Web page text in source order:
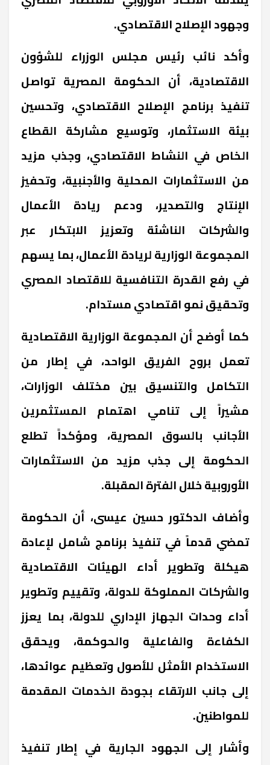
وجهود الإصلاح الاقتصادي.
وأكد نائب رئيس مجلس الوزراء للشؤون
الاقتصادية، أن الحكومة المصرية تواصل
تنفيذ برنامج الإصلاح الاقتصادي، وتحسين
بيئة الاستثمار، وتوسيع مشاركة القطاع
الخاص في النشاط الاقتصادي، وجذب مزيد
من الاستثمارات المحلية والأجنبية، وتحفيز
الإنتاج والتصدير، ودعم ريادة الأعمال
والشركات الناشئة وتعزيز الابتكار عبر
المجموعة الوزارية لريادة الأعمال، بما يسهم
في رفع القدرة التنافسية للاقتصاد المصري
وتحقيق نمو اقتصادي مستدام.
كما أوضح أن المجموعة الوزارية الاقتصادية
تعمل بروح الفريق الواحد، في إطار من
التكامل والتنسيق بين مختلف الوزارات،
مشيراً إلى تنامي اهتمام المستثمرين
الأجانب بالسوق المصرية، ومؤكداً تطلع
الحكومة إلى جذب مزيد من الاستثمارات
الأوروبية خلال الفترة المقبلة.
وأضاف الدكتور حسين عيسى، أن الحكومة
تمضي قدماً في تنفيذ برنامج شامل لإعادة
هيكلة وتطوير أداء الهيئات الاقتصادية
والشركات المملوكة للدولة، وتقييم وتطوير
أداء وحدات الجهاز الإداري للدولة، بما يعزز
الكفاءة والفاعلية والحوكمة، ويحقق
الاستخدام الأمثل للأصول وتعظيم عوائدها،
إلى جانب الارتقاء بجودة الخدمات المقدمة
للمواطنين.
وأشار إلى الجهود الجارية في إطار تنفيذ